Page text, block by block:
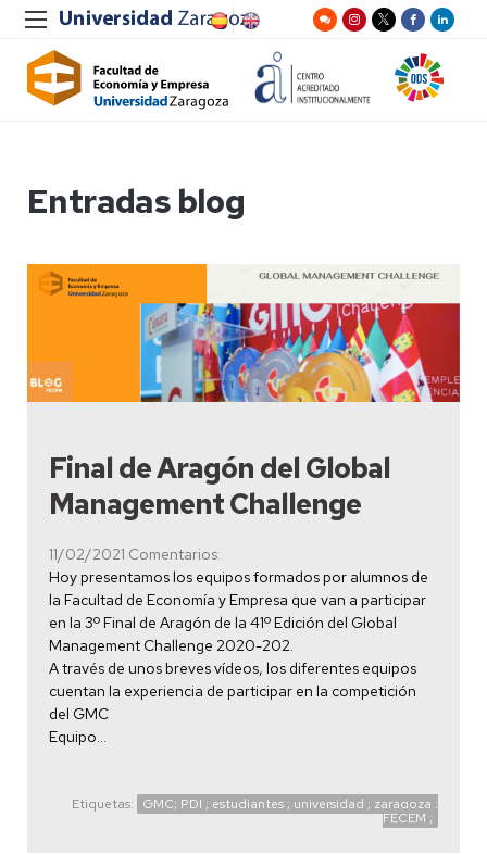
Entradas blog
Final de Aragón del Global
Management Challenge
11/02/2021 Comentarios:
Hoy presentamos los equipos formados por alumnos de
la Facultad de Economía y Empresa que van a participar
en la 3º Final de Aragón de la 41º Edición del Global
Management Challenge 2020-202.
A través de unos breves vídeos, los diferentes equipos
cuentan la experiencia de participar en la competición
del GMC
Equipo…
Etiquetas:
GMC; PDI ; estudiantes ; universidad ; zaragoza ;
FECEM ;